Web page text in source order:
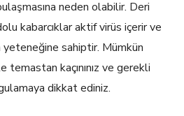
neden olabilir. Deri
kabarcıklar aktif virüs içerir ve
sahiptir. Mümkün
temastan kaçınınız ve gerekli
dikkat ediniz.